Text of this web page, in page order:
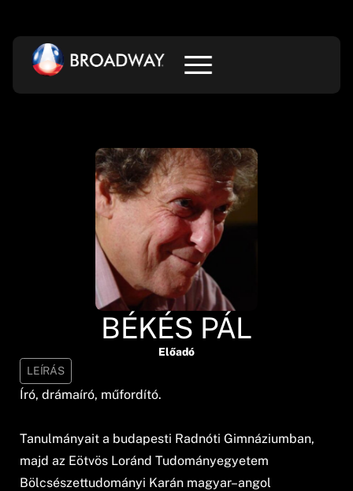
BÉKÉS PÁL
Előadó
LEÍRÁS
Író, drámaíró, műfordító.
Tanulmányait a budapesti Radnóti Gimnáziumban,
majd az Eötvös Loránd Tudományegyetem
Bölcsészettudományi Karán magyar–angol